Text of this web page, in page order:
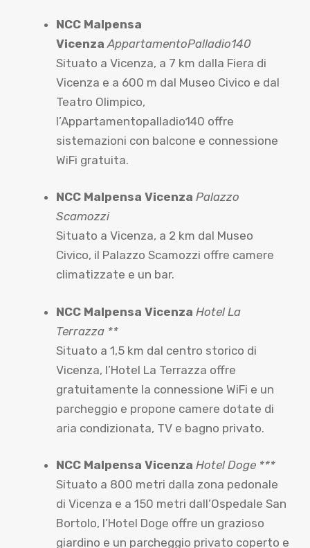
NCC Malpensa
Vicenza AppartamentoPalladio140
Situato a Vicenza, a 7 km dalla Fiera di
Vicenza e a 600 m dal Museo Civico e dal
Teatro Olimpico,
l’Appartamentopalladio140 offre
sistemazioni con balcone e connessione
WiFi gratuita.
NCC Malpensa Vicenza Palazzo
Scamozzi
Situato a Vicenza, a 2 km dal Museo
Civico, il Palazzo Scamozzi offre camere
climatizzate e un bar.
NCC Malpensa Vicenza Hotel La
Terrazza **
Situato a 1,5 km dal centro storico di
Vicenza, l’Hotel La Terrazza offre
gratuitamente la connessione WiFi e un
parcheggio e propone camere dotate di
aria condizionata, TV e bagno privato.
NCC Malpensa Vicenza Hotel Doge ***
Situato a 800 metri dalla zona pedonale
di Vicenza e a 150 metri dall’Ospedale San
Bortolo, l’Hotel Doge offre un grazioso
giardino e un parcheggio privato coperto e